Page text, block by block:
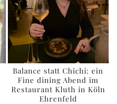
Balance statt Chichi: ein
Fine dining Abend im
Restaurant Kluth in Köln
Ehrenfeld